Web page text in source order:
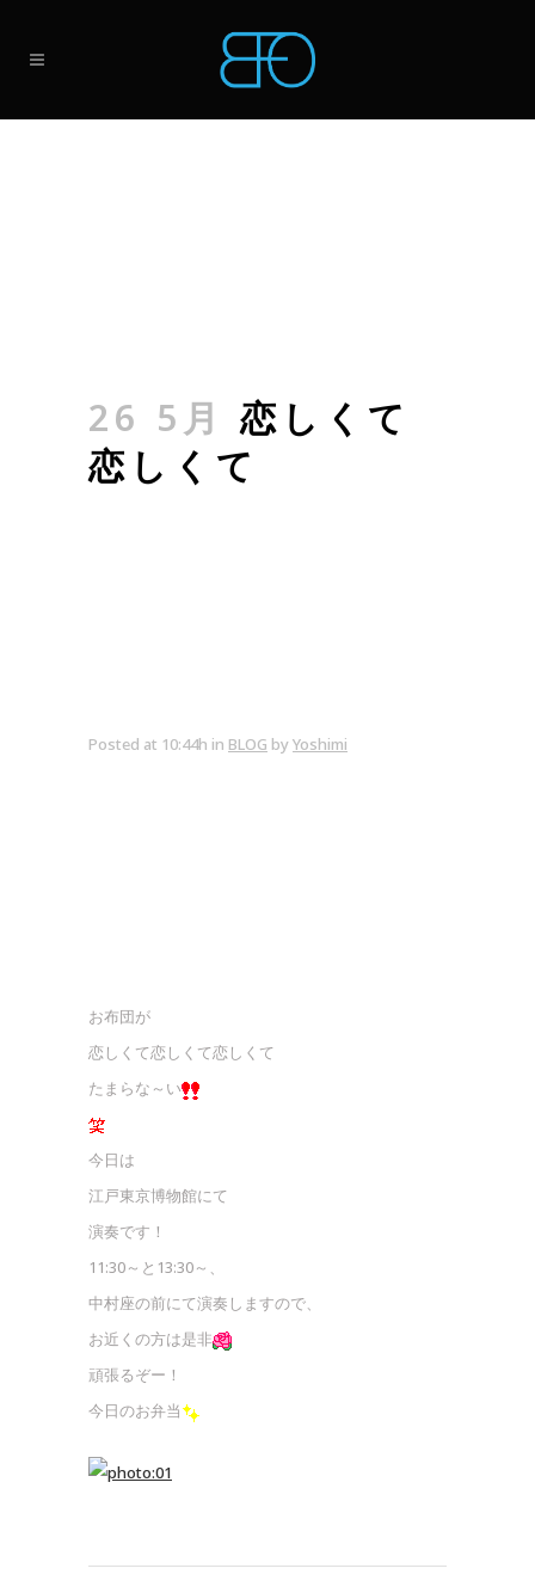
26 5月 恋しくて
恋しくて
Posted at 10:44h in BLOG byYoshimi
お布団が
恋しくて恋しくて恋しくて
たまらな～い
今日は
江戸東京博物館にて
演奏です！
11:30～と13:30～、
中村座の前にて演奏しますので、
お近くの方は是非
頑張るぞー！
今日のお弁当